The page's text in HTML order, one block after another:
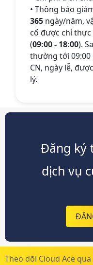
• Thông báo
365 ngày/năm,
cố được chỉ thực
(09:00 - 18:00).
thường tới 09:00
CN, ngày lễ,
lý.
Đăng ký
dịch vụ
Theo dõi Cloud Ace qua